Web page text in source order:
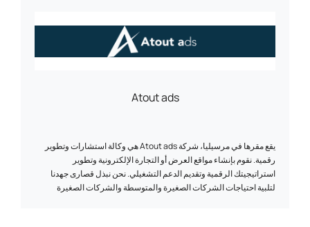
Atout ads
يقع مقرها في مرسيليا، شركة Atout ads هي وكالة استشارات وتطوير
رقمية. نقوم بإنشاء مواقع العرض أو التجارة الإلكترونية وتطوير
استراتيجيتك الرقمية وتقديم الدعم التشغيلي. نحن نبذل قصارى جهدنا
لتلبية احتياجات الشركات الصغيرة والمتوسطة والشركات الصغيرة